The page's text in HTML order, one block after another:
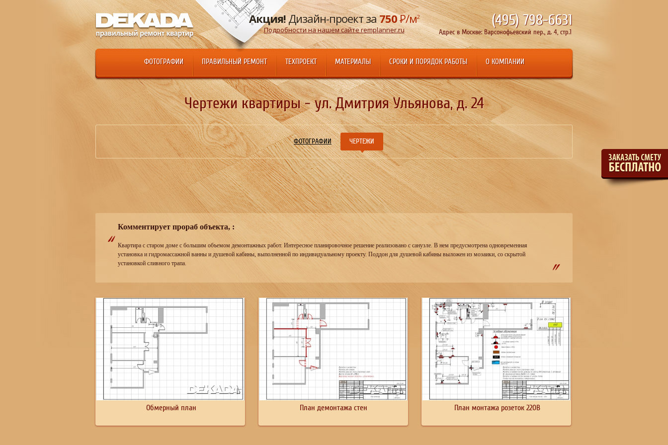
(495)798-6631
Акция!Дизайн-проект за750Р/м2
Подробности на нашем сайте remplanner.ru Адрес в Москве: Варсонофьевский пер., д. 4, стр.1
ФОТОГРАФИИ ПРАВИЛЬНЫЙ РЕМОНТ ТЕХПРОЕКТ МАТЕРИАЛЫ СРОКИ И ПОРЯДОК РАБОТЫ О КОМПАНИИ
Чертежи квартиры - ул. Дмитрия Ульянова, д. 24
ФОТОГРАФИИ ЧЕРТЕЖИ
Комментирует прораб объекта, :
Квартира с старом доме с большим объемом демонтажных работ. Интересное планировочное решение реализовано с санузле. В нем предусмотрена одновременная
установка и гидромассажной ванны и душевой кабины, выполненной по индивидуальному проекту. Поддон для душевой кабины выложен из мозаики, со скрытой
установкой сливного трапа.
Обмерный план План демонтажа стен План монтажа розеток 220В